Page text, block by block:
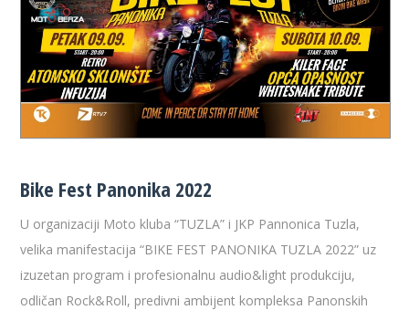
Bike Fest Panonika 2022
U organizaciji Moto kluba “TUZLA” i JKP Pannonica Tuzla,
velika manifestacija “BIKE FEST PANONIKA TUZLA 2022” uz
izuzetan program i profesionalnu audio&light produkciju,
odličan Rock&Roll, predivni ambijent kompleksa Panonskih